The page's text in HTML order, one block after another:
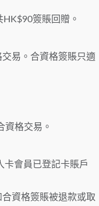
簽賬回贈。
易。合資格簽賬只適
格交易。
卡會員已登記卡賬戶
資格簽賬被退款或取